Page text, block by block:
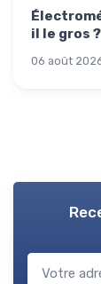
il le gros
06 août